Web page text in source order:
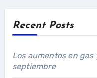
Recent Posts
Los aumentos en
septiembre